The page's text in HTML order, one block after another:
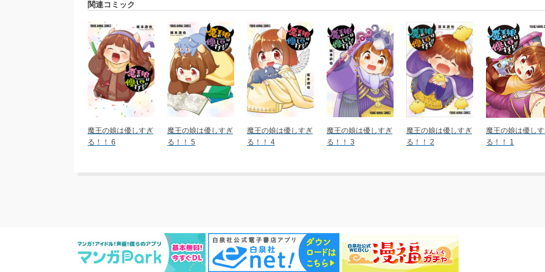
関連コミック
魔王の娘は優しすぎ
る！！ 6
魔王の娘は優しすぎ
る！！ 5
魔王の娘は優しすぎ
る！！ 4
魔王の娘は優しすぎ
る！！ 3
魔王の娘は優しすぎ
る！！ 2
魔王の娘は優し
る！！ 1